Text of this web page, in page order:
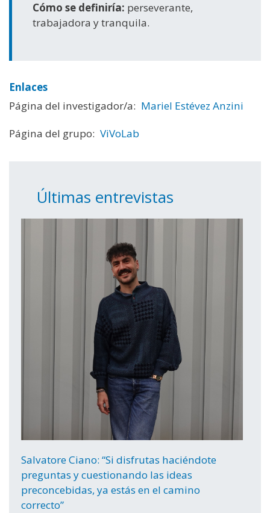
Cómo se definiría: perseverante,
trabajadora y tranquila.
Enlaces
Página del investigador/a: Mariel Estévez Anzini
Página del grupo: ViVoLab
Últimas entrevistas
Salvatore Ciano: “Si disfrutas haciéndote
preguntas y cuestionando las ideas
preconcebidas, ya estás en el camino
correcto”